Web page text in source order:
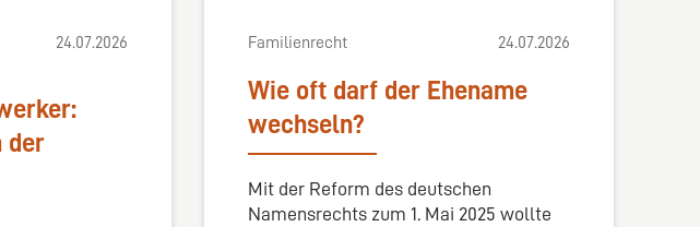
24.07.2026
der
Familienrecht 24.07.2026
Wie oft darf der Ehename
wechseln?
Mit der Reform des deutschen
Namensrechts zum 1. Mai 2025 wollte